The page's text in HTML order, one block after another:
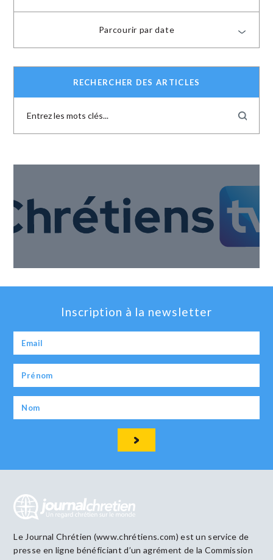
Parcourir par date
RECHERCHER DES ARTICLES
Inscription à la newsletter
Le Journal Chrétien (www.chrétiens.com) est un service de
presse en ligne bénéficiant d’un agrément de la Commission